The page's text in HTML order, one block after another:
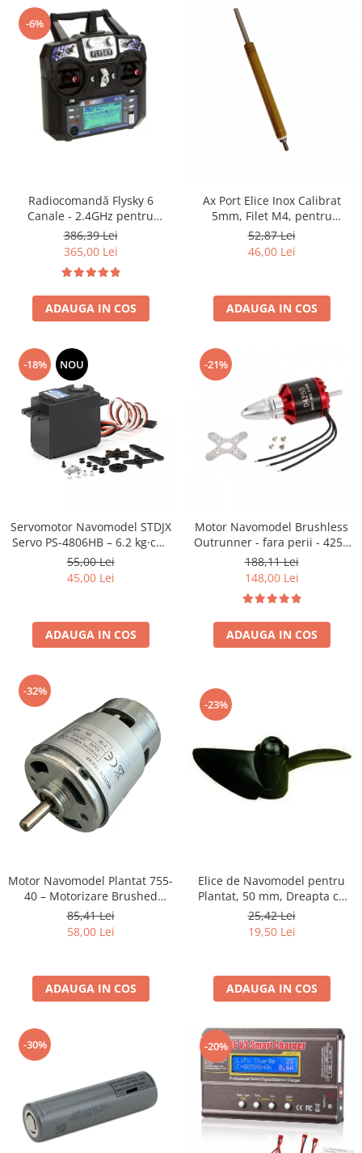
-6%
Radiocomandă Flysky 6
Canale - 2.4GHz pentru
Dronă, Navomodel,
Aeromodel și Barcă de Nădit
386,39 Lei
365,00 Lei
ADAUGA IN COS
Ax Port Elice Inox Calibrat
5mm, Filet M4, pentru
Motoare Brushed și Brushless
52,87 Lei
46,00 Lei
ADAUGA IN COS
-18% NOU
Servomotor Navomodel STDJX
Servo PS-4806HB – 6.2 kg·cm,
Analog, Angrenaje Plastic,
Ideal pentru Cârmă
55,00 Lei
45,00 Lei
ADAUGA IN COS
-21%
Motor Navomodel Brushless
Outrunner - fara perii - 4250
800kv
188,11 Lei
148,00 Lei
ADAUGA IN COS
-32%
Motor Navomodel Plantat 755-
40 – Motorizare Brushed
Economică și Fiabilă
85,41 Lei
58,00 Lei
ADAUGA IN COS
-23%
Elice de Navomodel pentru
Plantat, 50 mm, Dreapta cu
Filet M4 – Design cu Două
Pale
25,42 Lei
19,50 Lei
ADAUGA IN COS
-30% -20%